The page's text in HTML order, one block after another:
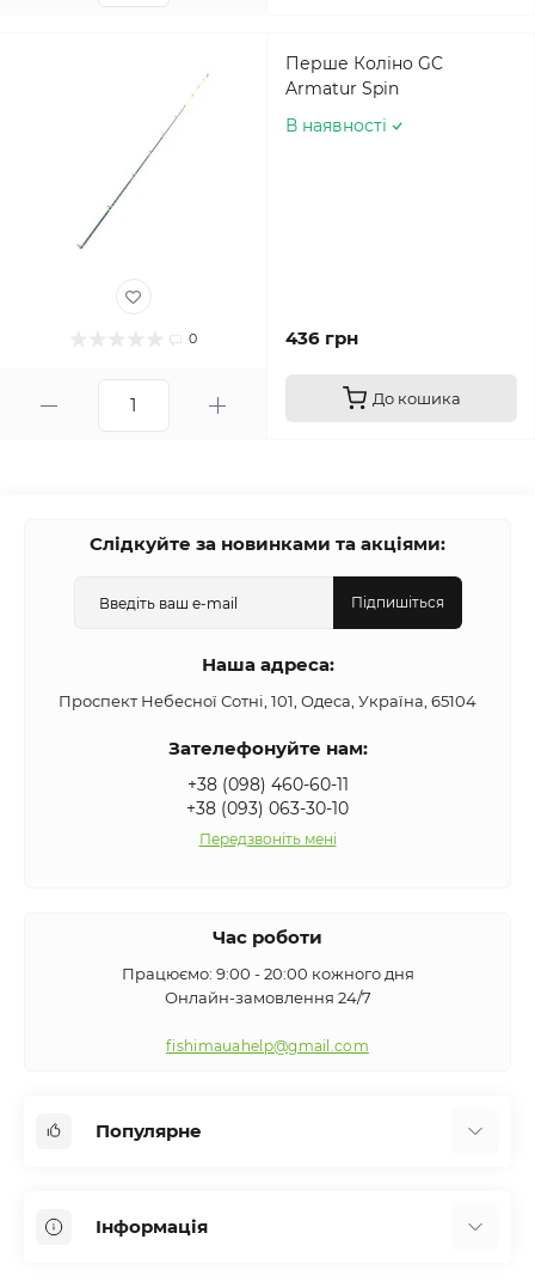
0
Перше Коліно GC
Armatur Spin
В наявності
436 грн
До кошика
Слідкуйте за новинками та акціями:
Підпишіться
Наша адреса:
Проспект Небесної Сотні, 101, Одеса, Україна, 65104
Зателефонуйте нам:
+38 (098) 460-60-11
+38 (093) 063-30-10
Передзвоніть мені
Час роботи
Працюємо: 9:00 - 20:00 кожного дня
Онлайн-замовлення 24/7
fishimauahelp@gmail.com
Популярне
ВудилищаІнформація